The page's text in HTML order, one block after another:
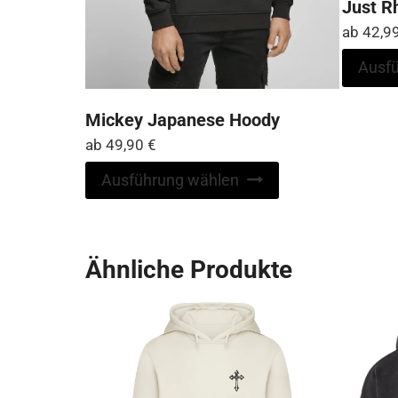
Mickey Japanese Hoody
ab 49,90 €
Ausführung wählen
Produkt
Varianten
können
auf
Just
ab
Ähnliche Produkte